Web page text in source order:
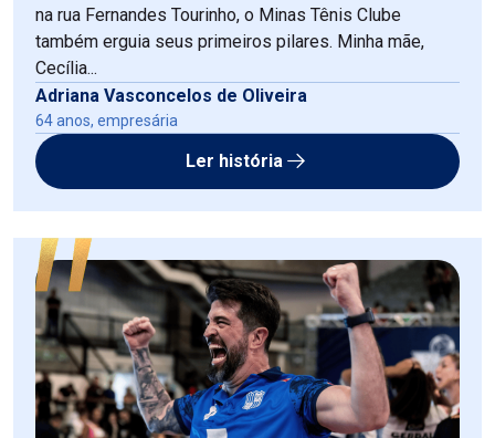
na rua Fernandes Tourinho, o Minas Tênis Clube
também erguia seus primeiros pilares. Minha mãe,
Cecília...
Adriana Vasconcelos de Oliveira
64 anos, empresária
Ler história